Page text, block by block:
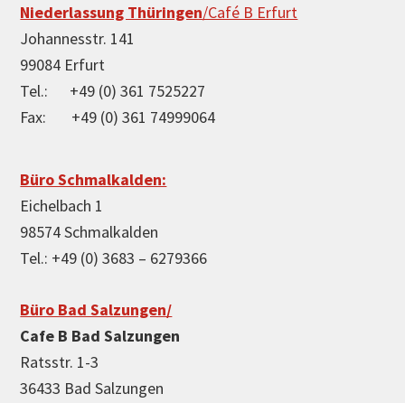
Niederlassung Thüringen/Café B Erfurt
Johannesstr. 141
99084 Erfurt
Tel.: +49 (0) 361 7525227
Fax: +49 (0) 361 74999064
Büro Schmalkalden:
Eichelbach 1
98574 Schmalkalden
Tel.: +49 (0) 3683 – 6279366
Büro Bad Salzungen/
Cafe B Bad Salzungen
Ratsstr. 1-3
36433 Bad Salzungen